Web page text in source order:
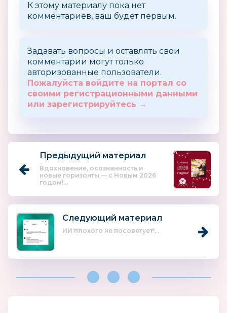
К этому материалу пока нет
комментариев, ваш будет первым.
Задавать вопросы и оставлять свои
комментарии могут только
авторизованные пользователи.
Пожалуйста войдите на портал со
своими регистрационными данными
или зарегистрируйтесь →
Предыдущий материал
Вдохновение, осознанность и
новые горизонты — с Новым 2026
годом!...
Следующий материал
ИИ плохого не посоветует!...